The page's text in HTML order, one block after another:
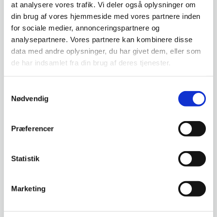
at analysere vores trafik. Vi deler også oplysninger om
din brug af vores hjemmeside med vores partnere inden
for sociale medier, annonceringspartnere og
analysepartnere. Vores partnere kan kombinere disse
data med andre oplysninger, du har givet dem, eller som
de har indsamlet fra din brug af deres tjenester.
Nødvendig
Præferencer
Statistik
Marketing
lukket og eksklusivt arrangement kun for VIP-
gæster)
Kl. 17.00 – Cage Walk Kick-Off med Mark O.
Madsen
Kl. 17.30–19.00 – VIP Lounge Middag
med øl, vin, vand og longdrinks samt personlig VIP-
servering foregår eksklusivt og udelukkende i VIP-
Billetter
Alle pladser er nummererede
VIP kr. 2.500 + gebyr